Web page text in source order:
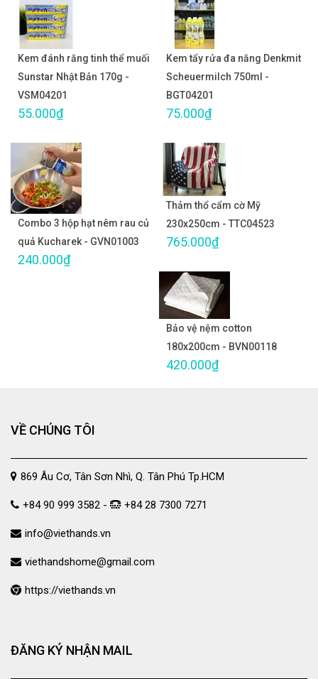
Kem đánh răng tinh thể muối
Sunstar Nhật Bản 170g -
VSM04201
55.000₫
Kem tẩy rửa đa năng Denkmit
Scheuermilch 750ml -
BGT04201
75.000₫
Combo 3 hộp hạt nêm rau củ
quả Kucharek - GVN01003
240.000₫
Thảm thổ cẩm cờ Mỹ
230x250cm - TTC04523
765.000₫
Bảo vệ nệm cotton
180x200cm - BVN00118
420.000₫
VỀ CHÚNG TÔI
869 Âu Cơ, Tân Sơn Nhì, Q. Tân Phú Tp.HCM
+84 90 999 3582 - +84 28 7300 7271
info@viethands.vn
viethandshome@gmail.com
https://viethands.vn
ĐĂNG KÝ NHẬN MAIL